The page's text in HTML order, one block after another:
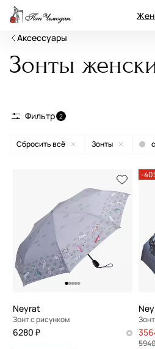
Аксессуары
Зонты
Фильтр 2
Сбросить всё Зонты
Neyrat
Зонт с рисунком
6280 ₽
-